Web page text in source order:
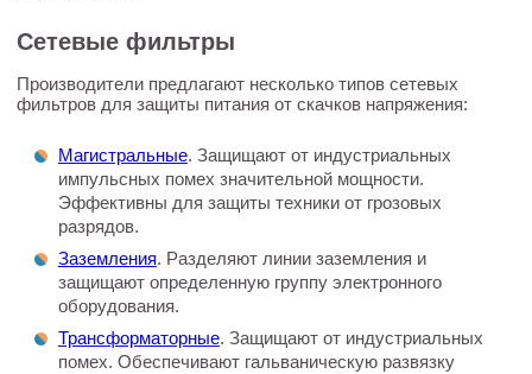
Сетевые фильтры
Производители предлагают несколько типов сетевых
фильтров для защиты питания от скачков напряжения:
Магистральные. Защищают от индустриальных
импульсных помех значительной мощности.
Эффективны для защиты техники от грозовых
разрядов.
Заземления. Разделяют линии заземления и
защищают определенную группу электронного
оборудования.
Трансформаторные. Защищают от индустриальных
помех. Обеспечивают гальваническую развязку